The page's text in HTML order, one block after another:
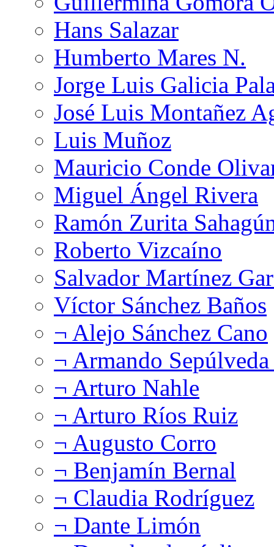
Hans Salazar
Humberto Mares N.
Jorge Luis Galicia
José Luis Montañez
Luis Muñoz
Mauricio Conde
Miguel Ángel Rivera
Ramón Zurita
Roberto Vizcaíno
Salvador Martínez
Víctor Sánchez Baños
¬ Alejo Sánchez Cano
¬ Armando
¬ Arturo Nahle
¬ Arturo Ríos Ruiz
¬ Augusto Corro
¬ Benjamín Bernal
¬ Claudia Rodríguez
¬ Dante Limón